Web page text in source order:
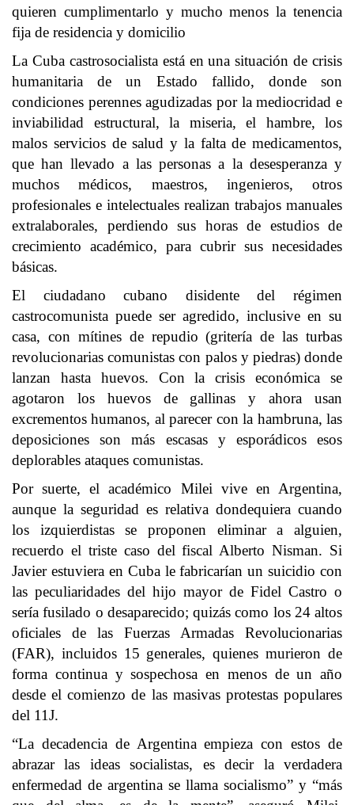
quieren cumplimentarlo y mucho menos la tenencia
fija de residencia y domicilio
La Cuba castrosocialista está en una situación de crisis
humanitaria de un Estado fallido, donde son
condiciones perennes agudizadas por la mediocridad e
inviabilidad estructural, la miseria, el hambre, los
malos servicios de salud y la falta de medicamentos,
que han llevado a las personas a la desesperanza y
muchos médicos, maestros, ingenieros, otros
profesionales e intelectuales realizan trabajos manuales
extralaborales, perdiendo sus horas de estudios de
crecimiento académico, para cubrir sus necesidades
básicas.
El ciudadano cubano disidente del régimen
castrocomunista puede ser agredido, inclusive en su
casa, con mítines de repudio (gritería de las turbas
revolucionarias comunistas con palos y piedras) donde
lanzan hasta huevos. Con la crisis económica se
agotaron los huevos de gallinas y ahora usan
excrementos humanos, al parecer con la hambruna, las
deposiciones son más escasas y esporádicos esos
deplorables ataques comunistas.
Por suerte, el académico Milei vive en Argentina,
aunque la seguridad es relativa dondequiera cuando
los izquierdistas se proponen eliminar a alguien,
recuerdo el triste caso del fiscal Alberto Nisman. Si
Javier estuviera en Cuba le fabricarían un suicidio con
las peculiaridades del hijo mayor de Fidel Castro o
sería fusilado o desaparecido; quizás como los 24 altos
oficiales de las Fuerzas Armadas Revolucionarias
(FAR), incluidos 15 generales, quienes murieron de
forma continua y sospechosa en menos de un año
desde el comienzo de las masivas protestas populares
del 11J.
“La decadencia de Argentina empieza con estos de
abrazar las ideas socialistas, es decir la verdadera
enfermedad de argentina se llama socialismo” y “más